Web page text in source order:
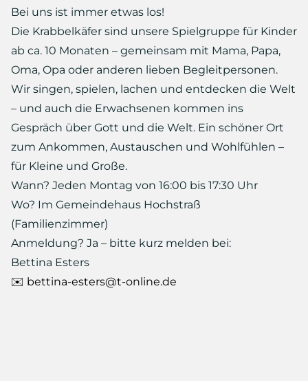
Bei uns ist immer etwas los!
Die Krabbelkäfer sind unsere Spielgruppe für Kinder
ab ca. 10 Monaten – gemeinsam mit Mama, Papa,
Oma, Opa oder anderen lieben Begleitpersonen.
Wir singen, spielen, lachen und entdecken die Welt
– und auch die Erwachsenen kommen ins
Gespräch über Gott und die Welt. Ein schöner Ort
zum Ankommen, Austauschen und Wohlfühlen –
für Kleine und Große.
Wann? Jeden Montag von 16:00 bis 17:30 Uhr
Wo? Im Gemeindehaus Hochstraß
(Familienzimmer)
Anmeldung? Ja – bitte kurz melden bei:
Bettina Esters
✉️ bettina-esters@t-online.de